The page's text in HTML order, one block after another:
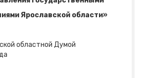
Ярославской области»
областной Думой